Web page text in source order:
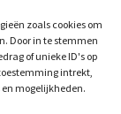
zoals cookies om
Door in te stemmen
of unieke ID's op
intrekt,
mogelijkheden.